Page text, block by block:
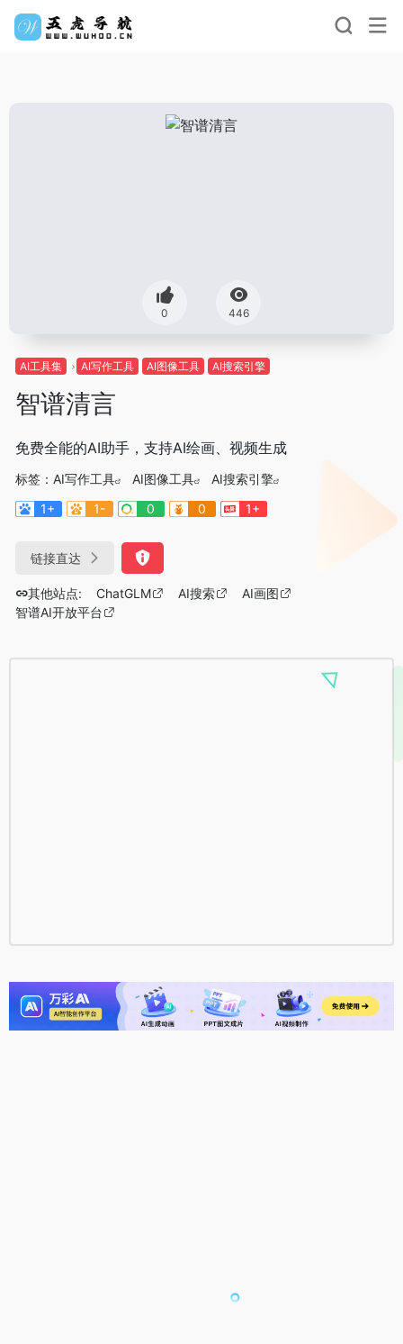
0 446
AI工具集 AI写作工具 AI图像工具 AI搜索引擎
智谱清言
免费全能的AI助手，支持AI绘画、视频生成
标签： AI写作工具 AI图像工具
AI搜索引擎
1+
1- 0 0 1+
链接直达
其他站点: ChatGLM AI搜索
AI画图
智谱AI开放平台